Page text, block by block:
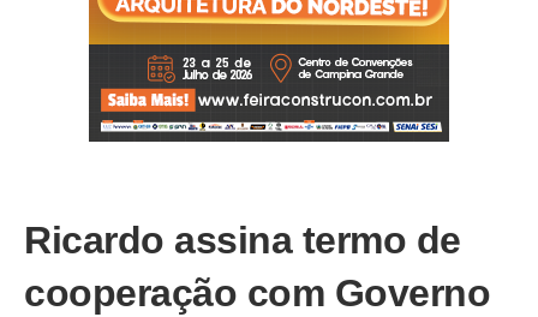
Ricardo assina termo de
cooperação com Governo